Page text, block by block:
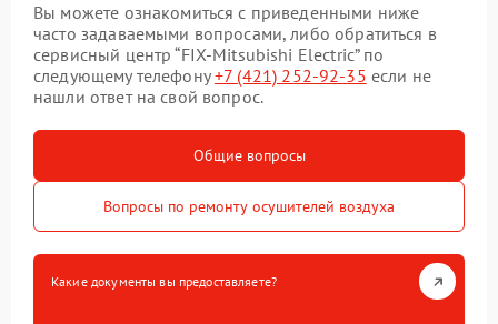
Вы можете ознакомиться с приведенными ниже
часто задаваемыми вопросами, либо обратиться в
сервисный центр “FIX-Mitsubishi Electric” по
следующему телефону+7 (421) 252-92-35 если не
нашли ответ на свой вопрос.
Общие вопросы
Вопросы по ремонту осушителей воздуха
Какие документы вы предоставляете?